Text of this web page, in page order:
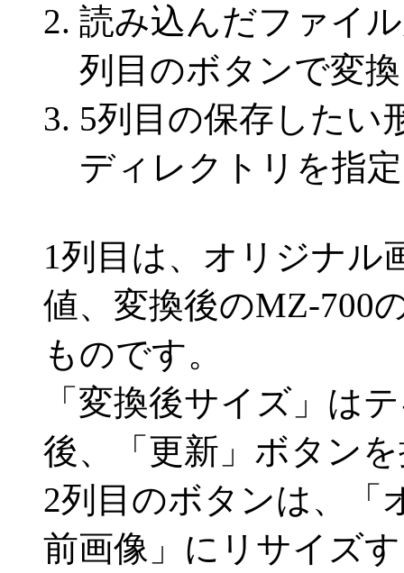
読み込んだファイ
列目のボタンで変
5列目の保存したい
ディレクトリを指
1列目は、オリジナル
値、変換後のMZ-700
ものです。
「変換後サイズ」は
後、「更新」ボタン
2列目のボタンは、「
前画像」にリサイズ